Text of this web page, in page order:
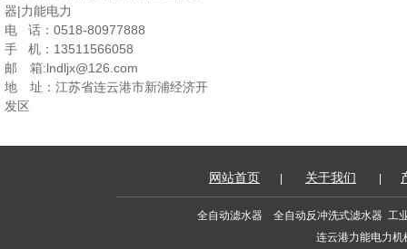
器|力能电力
电 话：0518-80977888
手 机：13511566058
邮 箱:lndljx@126.com
地 址：江苏省连云港市新浦经济开
发区
网站首页 关于我们
全自动滤水器 全自动反冲洗式滤水器 工
连云港力能电力